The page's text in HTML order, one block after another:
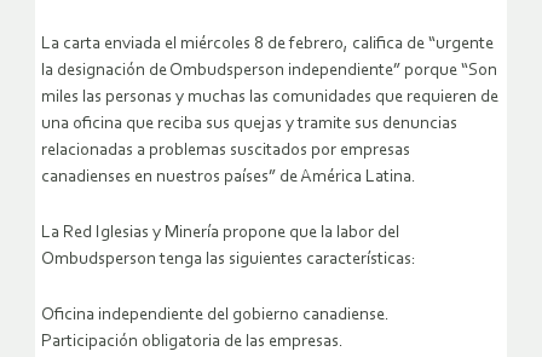
La carta enviada el miércoles 8 de febrero, califica de “urgente
la designación de Ombudsperson independiente” porque “Son
miles las personas y muchas las comunidades que requieren de
una oficina que reciba sus quejas y tramite sus denuncias
relacionadas a problemas suscitados por empresas
canadienses en nuestros países” de América Latina.
La Red Iglesias y Minería propone que la labor del
Ombudsperson tenga las siguientes características:
Oficina independiente del gobierno canadiense.
Participación obligatoria de las empresas.